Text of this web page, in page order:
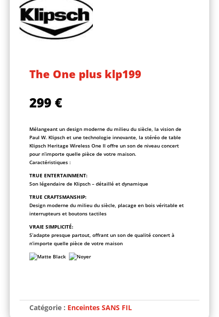
The One plus klp199
299€
Mélangeant un design moderne du milieu du siècle, la vision de
Paul W. Klipsch et une technologie innovante, la stéréo de table
Klipsch Heritage Wireless One II offre un son de niveau concert
pour n’importe quelle pièce de votre maison.
Caractéristiques :
TRUE ENTERTAINMENT:
Son légendaire de Klipsch – détaillé et dynamique
TRUE CRAFTSMANSHIP:
Design moderne du milieu du siècle, placage en bois véritable et
interrupteurs et boutons tactiles
VRAIE SIMPLICITÉ:
S’adapte presque partout, offrant un son de qualité concert à
n’importe quelle pièce de votre maison
t
e
Catégorie : Enceintes SANS FIL